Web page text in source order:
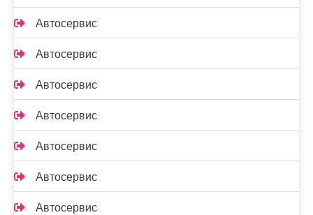
Автосервис
Автосервис
Автосервис
Автосервис
Автосервис
Автосервис
Автосервис